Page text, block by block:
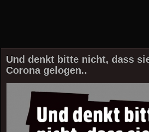
Und denkt bitte nicht, dass
Corona gelogen..